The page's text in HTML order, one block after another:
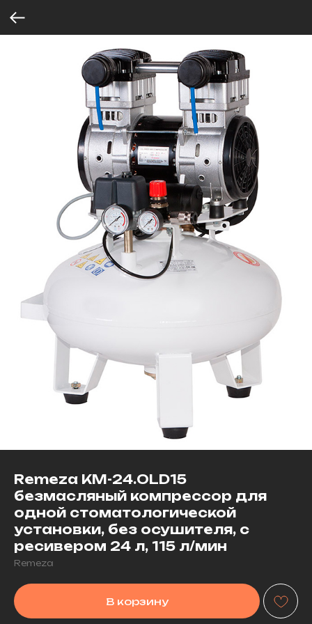
Remeza КМ-24.OLD15
безмасляный компрессор для
одной стоматологической
установки, без осушителя, с
ресивером 24 л, 115 л/мин
Remeza
В корзину